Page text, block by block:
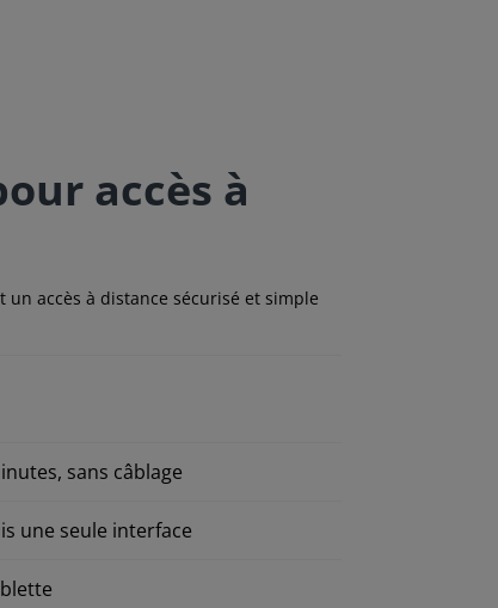
accès à
un accès à distance sécurisé et simple
sans câblage
une seule interface